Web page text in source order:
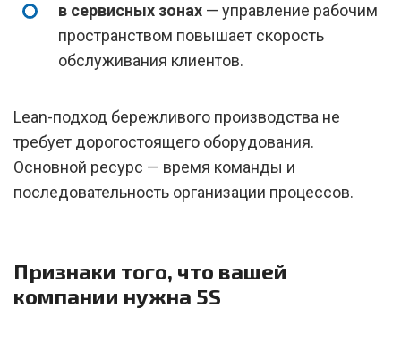
в сервисных зонах — управление рабочим
пространством повышает скорость
обслуживания клиентов.
Lean-подход бережливого производства не
требует дорогостоящего оборудования.
Основной ресурс — время команды и
последовательность организации процессов.
Признаки того, что вашей
компании нужна 5S